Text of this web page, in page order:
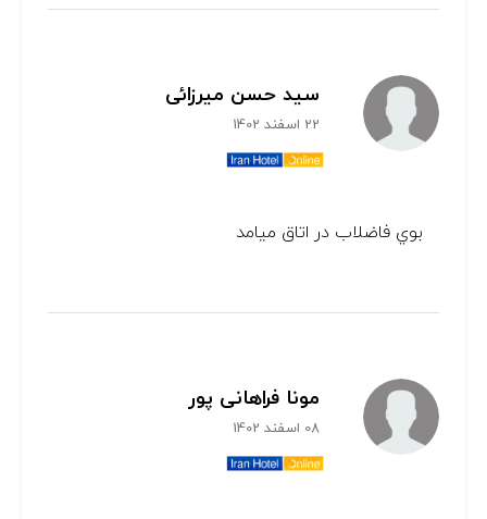
سید حسن میرزائی
22 اسفند 1402
بوي فاضلاب در اتاق ميامد
مونا فراهانی پور
08 اسفند 1402